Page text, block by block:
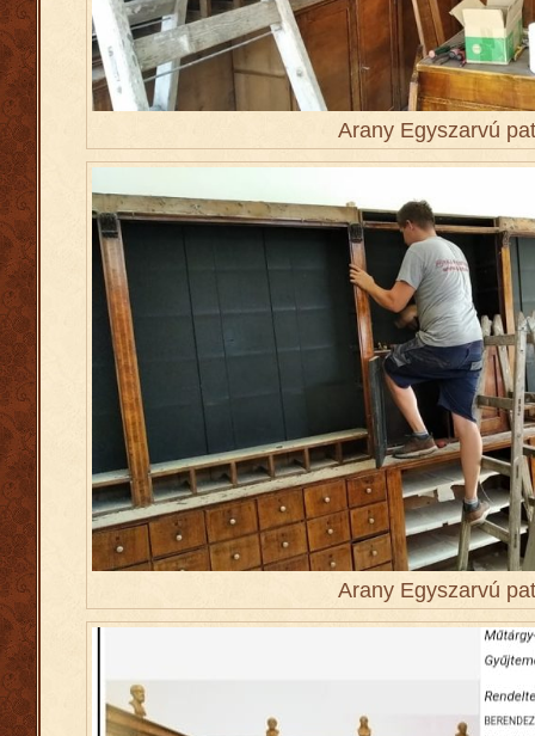
Arany Egyszarvú
Arany Egyszarvú